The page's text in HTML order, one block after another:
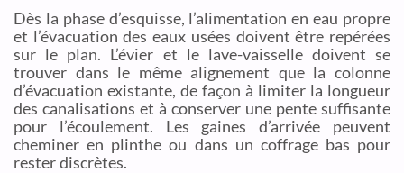
Dès la phase d’esquisse, l’alimentation en eau propre
et l’évacuation des eaux usées doivent être repérées
sur le plan. L’évier et le lave-vaisselle doivent se
trouver dans le même alignement que la colonne
d’évacuation existante, de façon à limiter la longueur
des canalisations et à conserver une pente suffisante
pour l’écoulement. Les gaines d’arrivée peuvent
cheminer en plinthe ou dans un coffrage bas pour
rester discrètes.